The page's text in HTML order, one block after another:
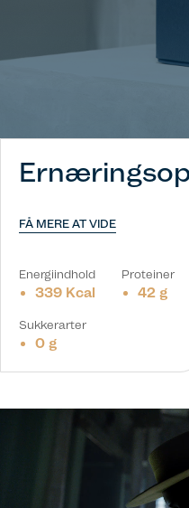
FÅ MERE AT VIDE
Energiindhold
339 Kcal
Proteiner
42 g
Sukkerarter
0 g